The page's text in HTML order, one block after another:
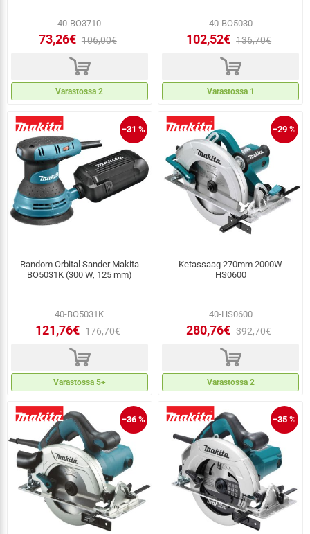
40-BO3710
73,26€ 106,00€
d
Varastossa 2
40-BO5030
102,52€ 136,70€
d
Varastossa 1
−31 %
Random Orbital Sander Makita
BO5031K (300 W, 125 mm)
40-BO5031K
121,76€ 176,70€
d
Varastossa 5+
−29 %
Ketassaag 270mm 2000W
HS0600
40-HS0600
280,76€ 392,70€
d
Varastossa 2
−36 % −35 %